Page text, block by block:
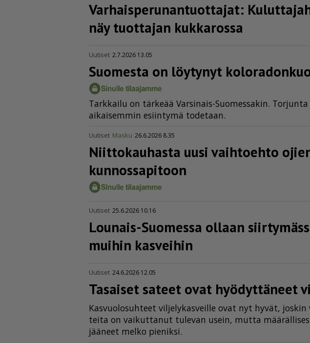
Varhais­pe­ru­nan­tuot­tajat:
näy tuottajan kukkarossa
Uutiset 2.7.2026 13.05
Suomesta on löytynyt
Tark­kai­lu on tär­ke­ää Var­si­nais-Suo­mes­sa­kin.
ai­kai­sem­min esiin­ty­mä to­de­taan.
Uutiset Masku 26.6.2026 8.35
Niittokauhasta uusi vaihtoehto
kunnossapitoon
Uutiset 25.6.2026 10.16
Lounais-Suomessa ollaan
muihin kasveihin
Uutiset 24.6.2026 12.05
Tasaiset sateet ovat hyödyttäneet
Kas­vuo­lo­suh­teet vil­je­ly­kas­veil­le ovat nyt hy­vät,
tei­ta on vai­kut­ta­nut tu­le­van usein, mut­ta
jää­neet mel­ko pie­nik­si.